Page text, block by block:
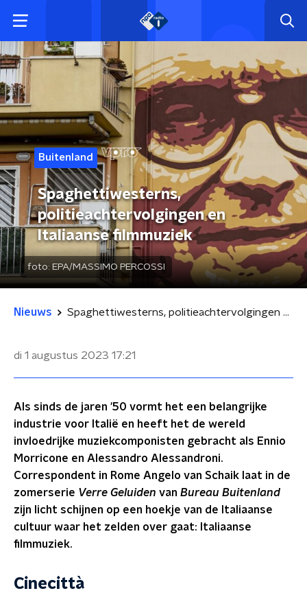
Buitenland
Spaghettiwesterns,
politieachtervolgingen en
Italiaanse filmmuziek
foto: EPA/MASSIMO PERCOSSI
Nieuws Spaghettiwesterns, politieachtervolgingen en Italiaanse filmmuziek
di 1 augustus 2023 17:21
Als sinds de jaren '50 vormt het een belangrijke
industrie voor Italië en heeft het de wereld
invloedrijke muziekcomponisten gebracht als Ennio
Morricone en Alessandro Alessandroni.
Correspondent in Rome Angelo van Schaik laat in de
zomerserie Verre Geluiden van Bureau Buitenland
zijn licht schijnen op een hoekje van de Italiaanse
cultuur waar het zelden over gaat: Italiaanse
filmmuziek.
Cinecittà